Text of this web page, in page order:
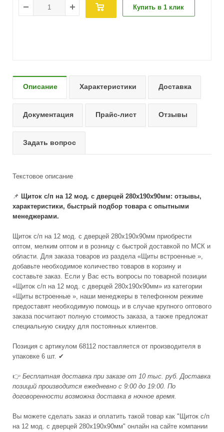
Купить в 1 клик
Описание Характеристики Доставка
Документация Прайс-лист Отзывы
Задать вопрос
Текстовое описание
📌 Щиток с/п на 12 мод. с дверцей 280х190х90мм: отзывы,
характеристики, быстрый подбор товара с опытными
менеджерами.
Щиток с/п на 12 мод. с дверцей 280х190х90мм приобрести
оптом, мелким оптом и в розницу с быстрой доставкой по МСК и
области. Для заказа товаров из раздела «Щиты встроенные »,
добавьте необходимое количество товаров в корзину и
составьте заказ. Если у Вас есть вопросы по товарной позиции
«Щиток с/п на 12 мод. с дверцей 280х190х90мм» из категории
«Щиты встроенные », наши менеджеры в телефонном режиме
предоставят необходимую помощь и в случае крупного оптового
заказа посчитают полную стоимость заказа, а также предложат
специальную скидку для постоянных клиентов.
Позиция с артикулом 68112 поставляется от производителя в
упаковке 6 шт. ✔
👉 Бесплатная доставка при заказе от 10 тыс. руб. Доставка
позиций производится ежедневно с 9:00 до 19:00. По
договоренности возможна доставка в ночное время.
Вы можете сделать заказ и оплатить такой товар как "Щиток с/п
на 12 мод. с дверцей 280х190х90мм" онлайн на сайте компании